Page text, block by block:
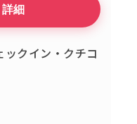
詳細
クイン・クチコ